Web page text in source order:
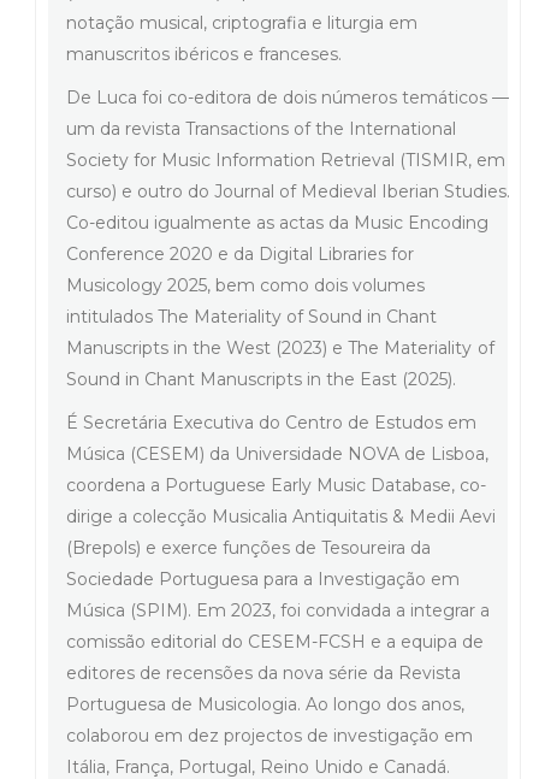
notação musical, criptografia e liturgia em
manuscritos ibéricos e franceses.
De Luca foi co-editora de dois números temáticos —
um da revista Transactions of the International
Society for Music Information Retrieval (TISMIR, em
curso) e outro do Journal of Medieval Iberian Studies.
Co-editou igualmente as actas da Music Encoding
Conference 2020 e da Digital Libraries for
Musicology 2025, bem como dois volumes
intitulados The Materiality of Sound in Chant
Manuscripts in the West (2023) e The Materiality of
Sound in Chant Manuscripts in the East (2025).
É Secretária Executiva do Centro de Estudos em
Música (CESEM) da Universidade NOVA de Lisboa,
coordena a Portuguese Early Music Database, co-
dirige a colecção Musicalia Antiquitatis & Medii Aevi
(Brepols) e exerce funções de Tesoureira da
Sociedade Portuguesa para a Investigação em
Música (SPIM). Em 2023, foi convidada a integrar a
comissão editorial do CESEM-FCSH e a equipa de
editores de recensões da nova série da Revista
Portuguesa de Musicologia. Ao longo dos anos,
colaborou em dez projectos de investigação em
Itália, França, Portugal, Reino Unido e Canadá.